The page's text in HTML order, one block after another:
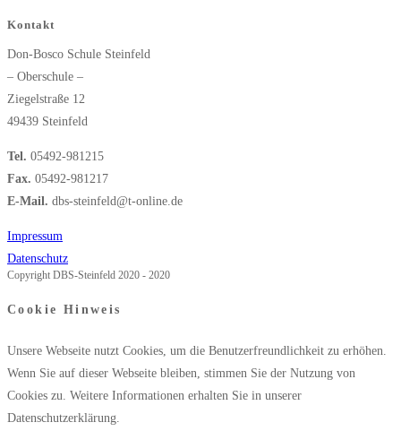
Kontakt
Don-Bosco Schule Steinfeld
– Oberschule –
Ziegelstraße 12
49439 Steinfeld
Tel. 05492-981215
Fax. 05492-981217
E-Mail. dbs-steinfeld@t-online.de
Impressum
Datenschutz
Copyright DBS-Steinfeld 2020 - 2020
Cookie Hinweis
Unsere Webseite nutzt Cookies, um die Benutzerfreundlichkeit zu erhöhen.
Wenn Sie auf dieser Webseite bleiben, stimmen Sie der Nutzung von
Cookies zu. Weitere Informationen erhalten Sie in unserer
Datenschutzerklärung.